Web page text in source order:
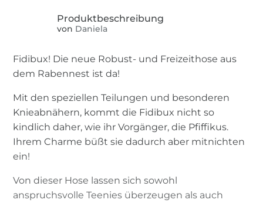
von Daniela
Fidibux! Die neue Robust- und Freizeithose aus
dem Rabennest ist da!
Mit den speziellen Teilungen und besonderen
Knieabnähern, kommt die Fidibux nicht so
kindlich daher, wie ihr Vorgänger, die Pfiffikus.
Ihrem Charme büßt sie dadurch aber mitnichten
ein!
Von dieser Hose lassen sich sowohl
anspruchsvolle Teenies überzeugen als auch